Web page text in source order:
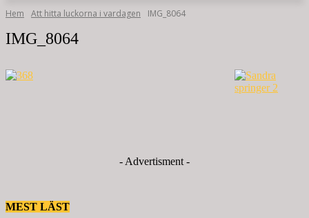
Hem Att hitta luckorna i vardagen IMG_8064
IMG_8064
- Advertisment -
MEST LÄST